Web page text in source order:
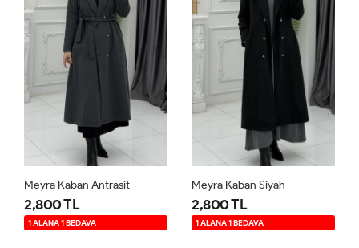
Meyra Kaban Antrasit
2,800 TL
1 ALANA 1 BEDAVA
Meyra Kaban Siyah
2,800 TL
1 ALANA 1 BEDAVA